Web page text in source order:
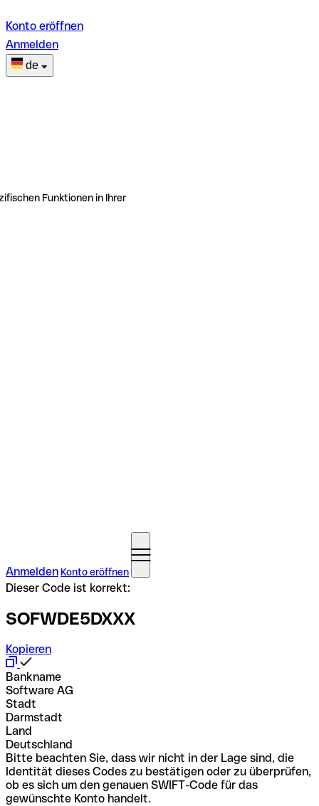
Konto eröffnen
Anmelden
de
Funktionen in Ihrer
Anmelden Konto eröffnen
Dieser Code ist korrekt:
SOFWDE5DXXX
Kopieren
Bankname
Software AG
Stadt
Darmstadt
Land
Deutschland
Bitte beachten Sie, dass wir nicht in der Lage sind, die
Identität dieses Codes zu bestätigen oder zu überprüfen,
ob es sich um den genauen SWIFT-Code für das
gewünschte Konto handelt.